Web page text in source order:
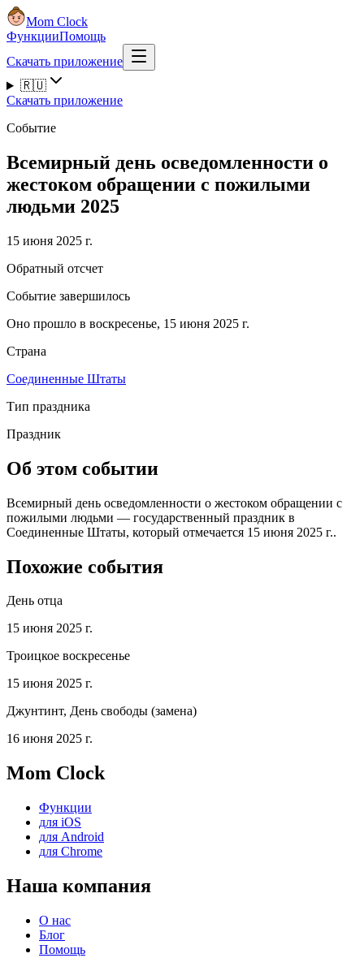
Mom Clock
ФункцииПомощь
Скачать приложение
🇷🇺
Скачать приложение
Событие
Всемирный день осведомленности о
жестоком обращении с пожилыми
людьми 2025
15 июня 2025 г.
Обратный отсчет
Событие завершилось
Оно прошло в воскресенье, 15 июня 2025 г.
Страна
Соединенные Штаты
Тип праздника
Праздник
Об этом событии
Всемирный день осведомленности о жестоком обращении с
пожилыми людьми — государственный праздник в
Соединенные Штаты, который отмечается 15 июня 2025 г..
Похожие события
День отца
15 июня 2025 г.
Троицкое воскресенье
15 июня 2025 г.
Джунтинт, День свободы (замена)
16 июня 2025 г.
Mom Clock
Функции
для iOS
для Android
для Chrome
Наша компания
О нас
Блог
Помощь